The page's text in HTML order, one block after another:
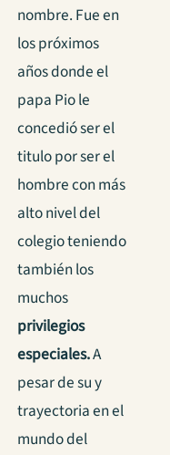
nombre. Fue en
los próximos
años donde el
papa Pio le
concedió ser el
titulo por ser el
hombre con más
alto nivel del
colegio teniendo
también los
muchos
privilegios
especiales.A
pesar de su y
trayectoria en el
mundo del